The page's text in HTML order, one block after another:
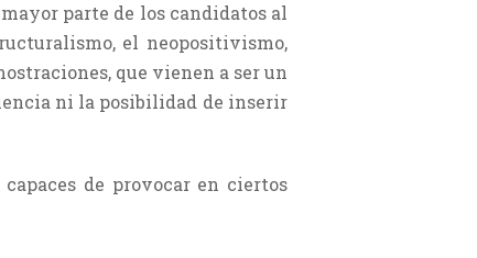
parte de los candidatos al
el neopositivismo,
que vienen a ser un
ni la posi­bilidad de inserir
de provocar en ciertos